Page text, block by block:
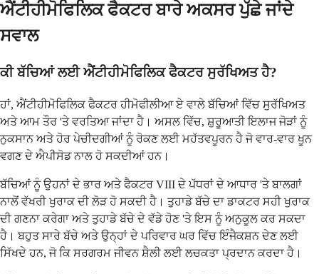
ਐਂਟੀਹੀਮੋਫਿਲਿਕ ਫੈਕਟਰ ਬਾਰੇ ਅਕਸਰ ਪੁੱਛੇ ਜਾਂਦੇ
ਸਵਾਲ
ਕੀ ਬੱਚਿਆਂ ਲਈ ਐਂਟੀਹੀਮੋਫਿਲਿਕ ਫੈਕਟਰ ਸੁਰੱਖਿਅਤ ਹੈ?
ਹਾਂ, ਐਂਟੀਹੀਮੋਫਿਲਿਕ ਫੈਕਟਰ ਹੀਮੋਫੀਲੀਆ ਏ ਵਾਲੇ ਬੱਚਿਆਂ ਵਿੱਚ ਸੁਰੱਖਿਅਤ
ਅਤੇ ਆਮ ਤੌਰ 'ਤੇ ਵਰਤਿਆ ਜਾਂਦਾ ਹੈ। ਅਸਲ ਵਿੱਚ, ਸ਼ੁਰੂਆਤੀ ਇਲਾਜ ਜੋੜਾਂ ਨੂੰ
ਨੁਕਸਾਨ ਅਤੇ ਹੋਰ ਪੇਚੀਦਗੀਆਂ ਨੂੰ ਰੋਕਣ ਲਈ ਮਹੱਤਵਪੂਰਨ ਹੈ ਜੋ ਵਾਰ-ਵਾਰ ਖੂਨ
ਵਗਣ ਦੇ ਐਪੀਸੋਡ ਨਾਲ ਹੋ ਸਕਦੀਆਂ ਹਨ।
ਬੱਚਿਆਂ ਨੂੰ ਉਹਨਾਂ ਦੇ ਭਾਰ ਅਤੇ ਫੈਕਟਰ VIII ਦੇ ਪੱਧਰਾਂ ਦੇ ਆਧਾਰ 'ਤੇ ਬਾਲਗਾਂ
ਨਾਲੋਂ ਵੱਖਰੀ ਖੁਰਾਕ ਦੀ ਲੋੜ ਹੋ ਸਕਦੀ ਹੈ। ਤੁਹਾਡੇ ਬੱਚੇ ਦਾ ਡਾਕਟਰ ਸਹੀ ਖੁਰਾਕ
ਦੀ ਗਣਨਾ ਕਰੇਗਾ ਅਤੇ ਤੁਹਾਡੇ ਬੱਚੇ ਦੇ ਵੱਡੇ ਹੋਣ 'ਤੇ ਇਸ ਨੂੰ ਅਨੁਕੂਲ ਕਰ ਸਕਦਾ
ਹੈ। ਬਹੁਤ ਸਾਰੇ ਬੱਚੇ ਅਤੇ ਉਨ੍ਹਾਂ ਦੇ ਪਰਿਵਾਰ ਘਰ ਵਿੱਚ ਇੰਜੈਕਸ਼ਨ ਦੇਣ ਲਈ
ਸਿੱਖਦੇ ਹਨ, ਜੋ ਕਿ ਸਰਗਰਮ ਜੀਵਨ ਸ਼ੈਲੀ ਲਈ ਲਚਕਤਾ ਪ੍ਰਦਾਨ ਕਰਦਾ ਹੈ।